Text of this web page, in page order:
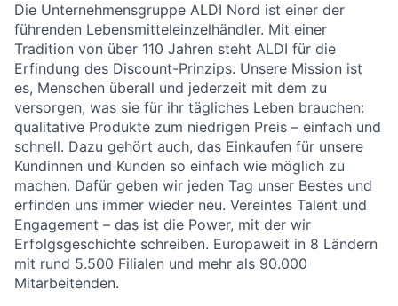
Die Unternehmensgruppe ALDI Nord ist einer der
führenden Lebensmitteleinzelhändler. Mit einer
Tradition von über 110 Jahren steht ALDI für die
Erfindung des Discount-Prinzips. Unsere Mission ist
es, Menschen überall und jederzeit mit dem zu
versorgen, was sie für ihr tägliches Leben brauchen:
qualitative Produkte zum niedrigen Preis – einfach und
schnell. Dazu gehört auch, das Einkaufen für unsere
Kundinnen und Kunden so einfach wie möglich zu
machen. Dafür geben wir jeden Tag unser Bestes und
erfinden uns immer wieder neu. Vereintes Talent und
Engagement – das ist die Power, mit der wir
Erfolgsgeschichte schreiben. Europaweit in 8 Ländern
mit rund 5.500 Filialen und mehr als 90.000
Mitarbeitenden.